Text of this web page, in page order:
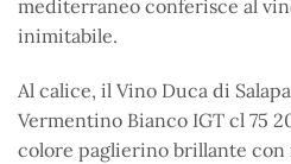
mediterraneo conferisce al
inimitabile.
Al calice, il Vino Duca di
Vermentino Bianco IGT cl 75
colore paglierino brillante